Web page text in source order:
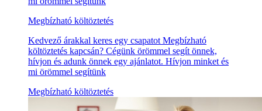
Megbízható költöztetés
Kedvező árakkal keres egy csapatot Megbízható
költöztetés kapcsán? Cégünk örömmel segít önnek,
hívjon és adunk önnek egy ajánlatot. Hívjon minket és
mi örömmel segítünk
Megbízható költöztetés